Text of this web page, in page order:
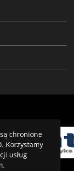
chronione
Korzystamy
usług